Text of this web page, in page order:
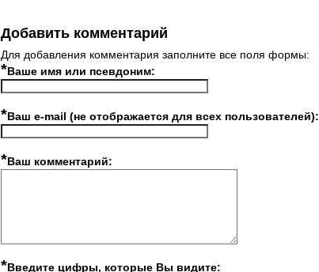
Добавить комментарий
Для добавления комментария заполните все поля формы:
*Ваше имя или псевдоним:
*Ваш e-mail (не отображается для всех пользователей):
*Ваш комментарий:
*Введите цифры, которые Вы видите: